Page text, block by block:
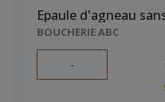
Epaule d'agneau
BOUCHERIE ABC
-